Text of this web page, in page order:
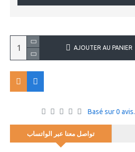
Basé sur 0 avis.
AJOUTER AU PANIER
تواصل معنا عبر الواتساب